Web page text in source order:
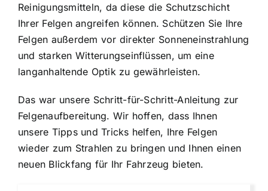
Reinigungsmitteln, da diese die Schutzschicht
Ihrer Felgen angreifen können. Schützen Sie Ihre
Felgen außerdem vor direkter Sonneneinstrahlung
und starken Witterungseinflüssen, um eine
langanhaltende Optik zu gewährleisten.
Das war unsere Schritt-für-Schritt-Anleitung zur
Felgenaufbereitung. Wir hoffen, dass Ihnen
unsere Tipps und Tricks helfen, Ihre Felgen
wieder zum Strahlen zu bringen und Ihnen einen
neuen Blickfang für Ihr Fahrzeug bieten.